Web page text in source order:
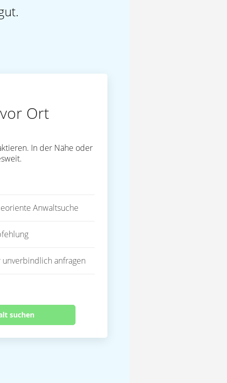
Ort
In der Nähe oder
Anwaltsuche
anfragen
suchen